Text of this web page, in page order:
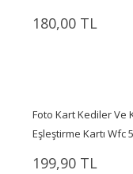
180,00 TL
Foto Kart Kediler Ve
Eşleştirme Kartı Wfc
199,90 TL